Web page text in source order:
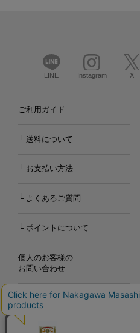
LINE Instagram X
ご利用ガイド
└ 送料について
└ お支払い方法
└ よくあるご質問
└ ポイントについて
個人のお客様の
お問い合わせ